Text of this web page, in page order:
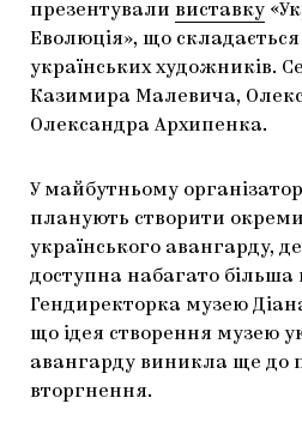
презентували виставку
Еволюція», що складається
українських художників.
Казимира Малевича,
Олександра Архипенка.
У майбутньому
планують створити
українського авангарду,
доступна набагато більша
Гендиректорка музею
що ідея створення музею
авангарду виникла ще до
вторгнення.